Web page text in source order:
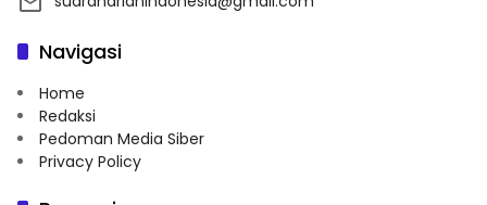
Navigasi
Home
Redaksi
Pedoman Media Siber
Privacy Policy